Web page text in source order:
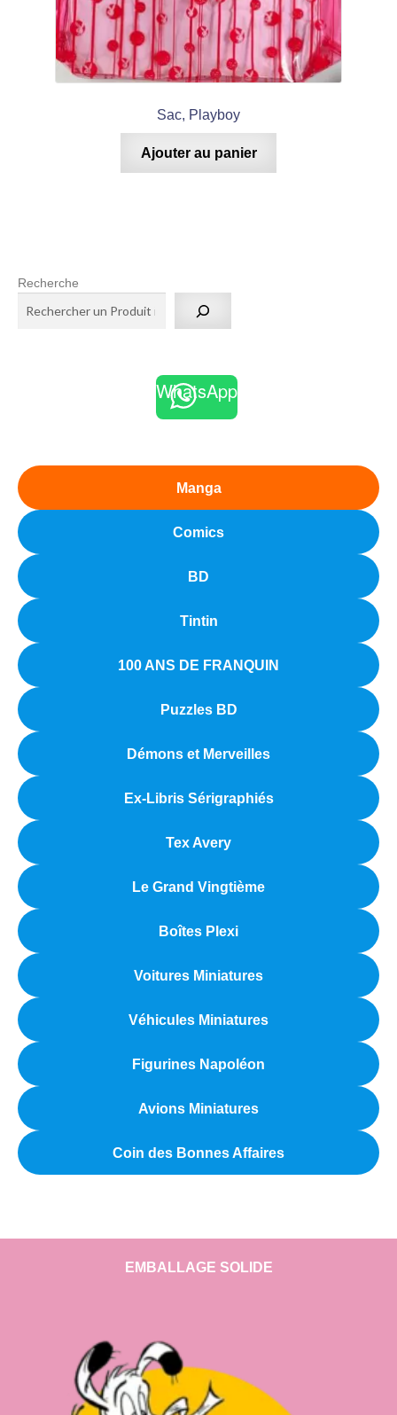
Sac, Playboy
Ajouter au panier
Recherche
WhatsApp
Manga
Comics
BD
Tintin
100 ANS DE FRANQUIN
Puzzles BD
Démons et Merveilles
Ex-Libris Sérigraphiés
Tex Avery
Le Grand Vingtième
Boîtes Plexi
Voitures Miniatures
Véhicules Miniatures
Figurines Napoléon
Avions Miniatures
Coin des Bonnes Affaires
EMBALLAGE SOLIDE